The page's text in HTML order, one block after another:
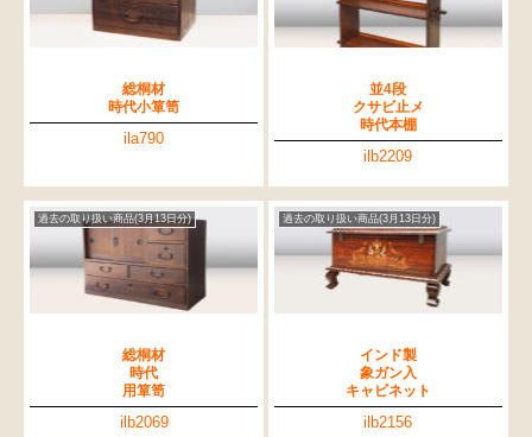
総桐材
時代小箪笥
ila790
並4段
クサビ止メ
時代本棚
ilb2209
過去の取り扱い商品(3月13日分)
総桐材
時代
用箪笥
ilb2069
過去の取り扱い商品(3月13日分)
インド製
象ガン入
キャビネット
ilb2156